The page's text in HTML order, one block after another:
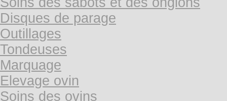
Disques de parage
Outillages
Tondeuses
Marquage
Elevage ovin
Soins des ovins